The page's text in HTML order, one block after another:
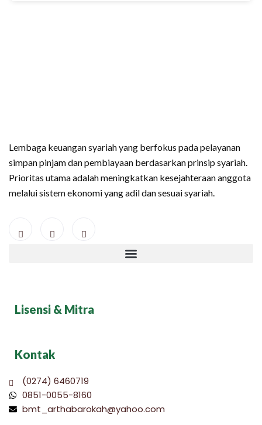
Lembaga keuangan syariah yang berfokus pada pelayanan
simpan pinjam dan pembiayaan berdasarkan prinsip syariah.
Prioritas utama adalah meningkatkan kesejahteraan anggota
melalui sistem ekonomi yang adil dan sesuai syariah.
Lisensi & Mitra
Kontak
(0274) 6460719
0851-0055-8160
bmt_arthabarokah@yahoo.com